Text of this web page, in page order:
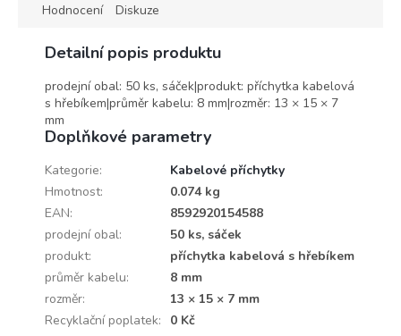
Hodnocení Diskuze
Detailní popis produktu
prodejní obal: 50 ks, sáček|produkt: příchytka kabelová
s hřebíkem|průměr kabelu: 8 mm|rozměr: 13 × 15 × 7
mm
Doplňkové parametry
Kategorie:
Kabelové příchytky
Hmotnost:
0.074 kg
EAN:
8592920154588
prodejní obal:
50 ks, sáček
produkt:
příchytka kabelová s hřebíkem
průměr kabelu:
8 mm
rozměr:
13 × 15 × 7 mm
Recyklační poplatek: 0 Kč